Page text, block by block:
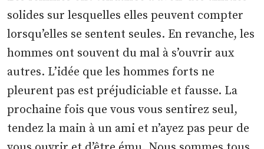
solides sur lesquelles elles peuvent compter
lorsqu’elles se sentent seules. En revanche, les
hommes ont souvent du mal à s’ouvrir aux
autres. L’idée que les hommes forts ne
pleurent pas est préjudiciable et fausse. La
prochaine fois que vous vous sentirez seul,
tendez la main à un ami et n’ayez pas peur de